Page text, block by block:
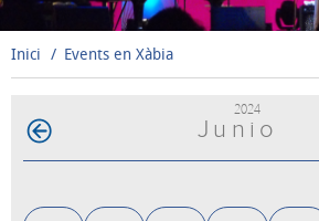
РУССКИЙ
Inici Events en Xàbia
2024
Junio